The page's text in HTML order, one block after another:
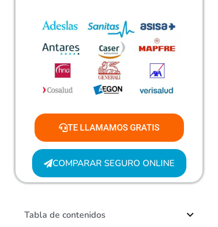
TE LLAMAMOS GRATIS
COMPARAR SEGURO ONLINE
Tabla de contenidos